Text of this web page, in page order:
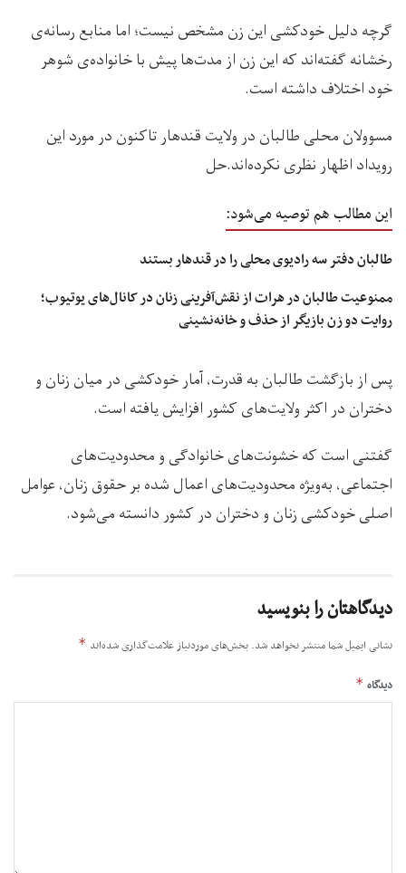
گرچه دلیل خودکشی این زن مشخص نیست؛ اما منابع رسانه‌ی
رخشانه گفته‌اند که این زن از مدت‌ها پیش با خانواده‌ی شوهر
خود اختلاف داشته‌ است.
مسوولان محلی طالبان در ولایت قندهار تاکنون در مورد این
رویداد اظهار نظری نکرده‌اند.حل
این مطالب هم توصیه می‌شود:
طالبان دفتر سه رادیوی محلی را در قندهار بستند
ممنوعیت طالبان در هرات از نقش‌آفرینی زنان در کانال‌های یوتیوب؛
روایت دو زن بازیگر از حذف و خانه‌نشینی
پس از بازگشت طالبان به قدرت، آمار خودکشی در میان زنان و
دختران در اکثر ولایت‌های کشور افزایش یافته است.
گفتنی است که خشونت‌های خانوادگی و محدودیت‌های
اجتماعی، به‌ویژه محدودیت‌های اعمال شده بر حقوق زنان، عوامل
اصلی خودکشی زنان و دختران در کشور دانسته می‌شود.
دیدگاهتان را بنویسید
نشانی ایمیل شما منتشر نخواهد شد. بخش‌های موردنیاز علامت‌گذاری شده‌اند *
دیدگاه *